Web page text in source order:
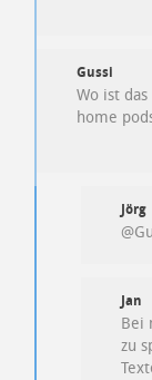
Gussi
Wo ist
home
Jörg
Jan
Bei
zu